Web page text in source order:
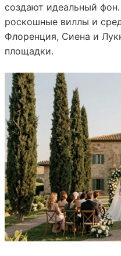
создают идеальный
роскошные виллы и
Флоренция, Сиена и
площадки.